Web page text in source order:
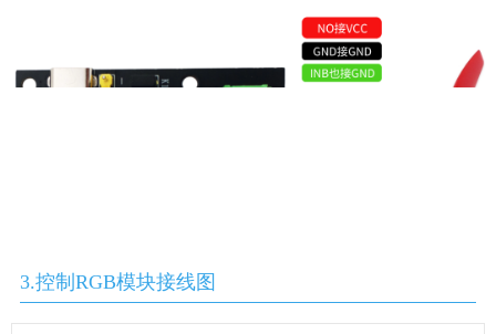
3.控制RGB模块接线图